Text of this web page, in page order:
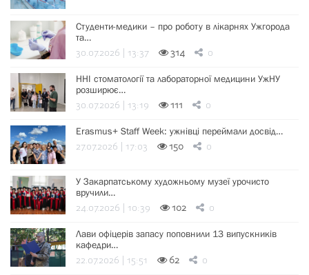
Студенти-медики – про роботу в лікарнях Ужгорода
та…
30.07.2026 | 13:37 314 0
ННІ стоматології та лабораторної медицини УжНУ
розширює…
30.07.2026 | 13:19 111 0
Erasmus+ Staff Week: ужнівці переймали досвід…
27.07.2026 | 17:03 150 0
У Закарпатському художньому музеї урочисто
вручили…
24.07.2026 | 10:39 102 0
Лави офіцерів запасу поповнили 13 випускників
кафедри…
22.07.2026 | 15:51 62 0